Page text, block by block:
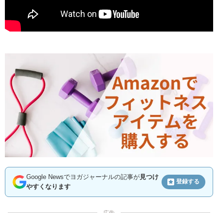
Google Newsでヨガジャーナルの記事が見つけ
やすくなります
登録する